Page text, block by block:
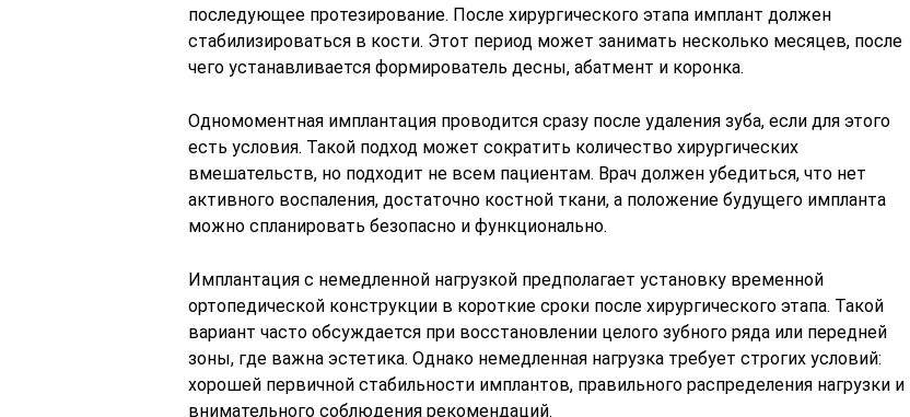
последующее протезирование. После хирургического этапа имплант должен
стабилизироваться в кости. Этот период может занимать несколько месяцев, после
чего устанавливается формирователь десны, абатмент и коронка.
Одномоментная имплантация проводится сразу после удаления зуба, если для этого
есть условия. Такой подход может сократить количество хирургических
вмешательств, но подходит не всем пациентам. Врач должен убедиться, что нет
активного воспаления, достаточно костной ткани, а положение будущего импланта
можно спланировать безопасно и функционально.
Имплантация с немедленной нагрузкой предполагает установку временной
ортопедической конструкции в короткие сроки после хирургического этапа. Такой
вариант часто обсуждается при восстановлении целого зубного ряда или передней
зоны, где важна эстетика. Однако немедленная нагрузка требует строгих условий:
хорошей первичной стабильности имплантов, правильного распределения нагрузки и
внимательного соблюдения рекомендаций.